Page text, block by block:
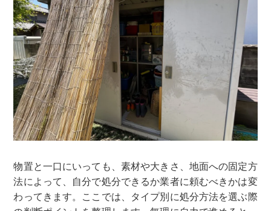
物置と一口にいっても、素材や大きさ、地面への固定方
法によって、自分で処分できるか業者に頼むべきかは変
わってきます。ここでは、タイプ別に処分方法を選ぶ際